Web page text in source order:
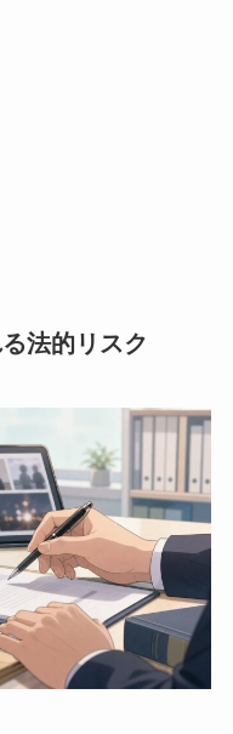
法的リスク